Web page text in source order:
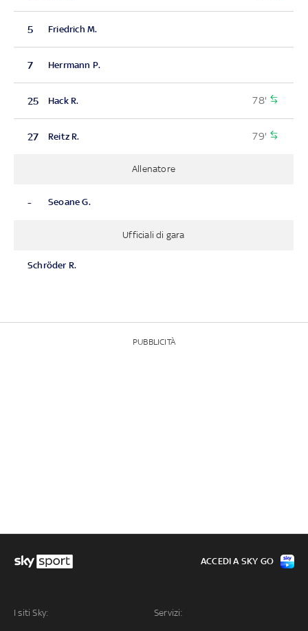
5 Friedrich M.
7 Herrmann P.
25 Hack R. 78'
27 Reitz R. 79'
Allenatore
- Seoane G.
Ufficiali di gara
Schröder R.
PUBBLICITÀ
I siti Sky: Servizi:
ACCEDI A SKY GO